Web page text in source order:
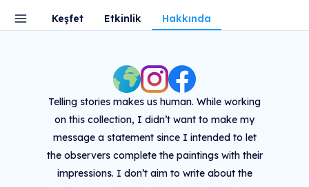
Keşfet Etkinlik Hakkında
Telling stories makes us human. While working
on this collection, I didn’t want to make my
message a statement since I intended to let
the observers complete the paintings with their
impressions. I don’t aim to write about the